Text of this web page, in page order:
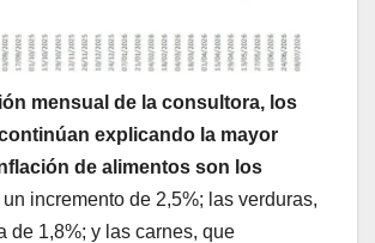
mensual de la consultora, los
explicando la mayor
de alimentos son los
un incremento de 2,5%; las verduras,
de 1,8%; y las carnes, que